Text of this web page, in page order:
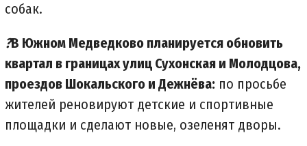
собак.
?В Южном Медведково планируется обновить
квартал в границах улиц Сухонская и Молодцова,
проездов Шокальского и Дежнёва: по просьбе
жителей реновируют детские и спортивные
площадки и сделают новые, озеленят дворы.